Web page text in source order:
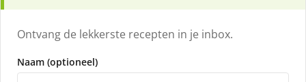
Ontvang de lekkerste recepten in je inbox.
Naam (optioneel)